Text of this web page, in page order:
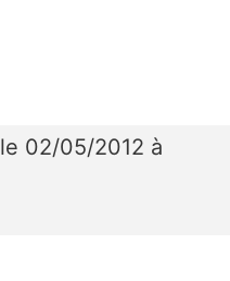
le 02/05/2012 à